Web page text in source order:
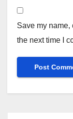
Save my
the next time I